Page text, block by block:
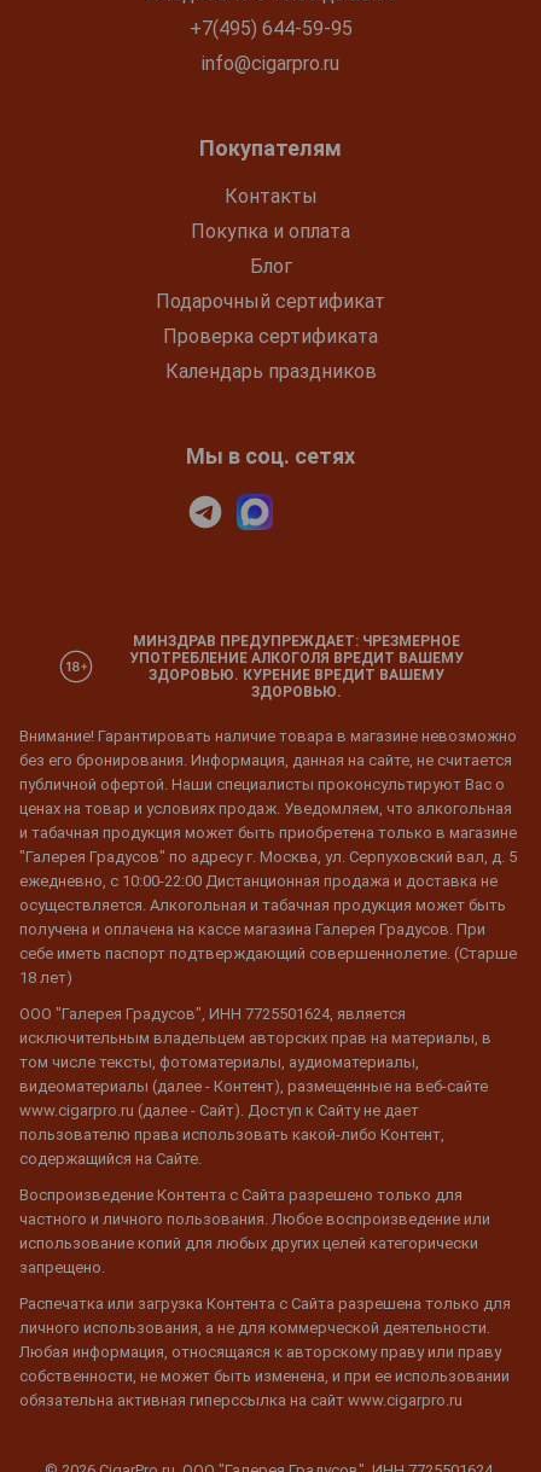
+7(495) 644-59-95
info@cigarpro.ru
Покупателям
Контакты
Покупка и оплата
Блог
Подарочный сертификат
Проверка сертификата
Календарь праздников
Мы в соц. сетях
МИНЗДРАВ ПРЕДУПРЕЖДАЕТ: ЧРЕЗМЕРНОЕ
УПОТРЕБЛЕНИЕ АЛКОГОЛЯ ВРЕДИТ ВАШЕМУ
ЗДОРОВЬЮ. КУРЕНИЕ ВРЕДИТ ВАШЕМУ
ЗДОРОВЬЮ.
Внимание! Гарантировать наличие товара в магазине невозможно
без его бронирования. Информация, данная на сайте, не считается
публичной офертой. Наши специалисты проконсультируют Вас о
ценах на товар и условиях продаж. Уведомляем, что алкогольная
и табачная продукция может быть приобретена только в магазине
"Галерея Градусов" по адресу г. Москва, ул. Серпуховский вал, д. 5
ежедневно, с 10:00-22:00 Дистанционная продажа и доставка не
осуществляется. Алкогольная и табачная продукция может быть
получена и оплачена на кассе магазина Галерея Градусов. При
себе иметь паспорт подтверждающий совершеннолетие. (Старше
18 лет)
ООО "Галерея Градусов", ИНН 7725501624, является
исключительным владельцем авторских прав на материалы, в
том числе тексты, фотоматериалы, аудиоматериалы,
видеоматериалы (далее - Контент), размещенные на веб-сайте
www.cigarpro.ru (далее - Сайт). Доступ к Сайту не дает
пользователю права использовать какой-либо Контент,
содержащийся на Сайте.
Воспроизведение Контента с Сайта разрешено только для
частного и личного пользования. Любое воспроизведение или
использование копий для любых других целей категорически
запрещено.
Распечатка или загрузка Контента с Сайта разрешена только для
личного использования, а не для коммерческой деятельности.
Любая информация, относящаяся к авторскому праву или праву
собственности, не может быть изменена, и при ее использовании
обязательна активная гиперссылка на сайт www.cigarpro.ru